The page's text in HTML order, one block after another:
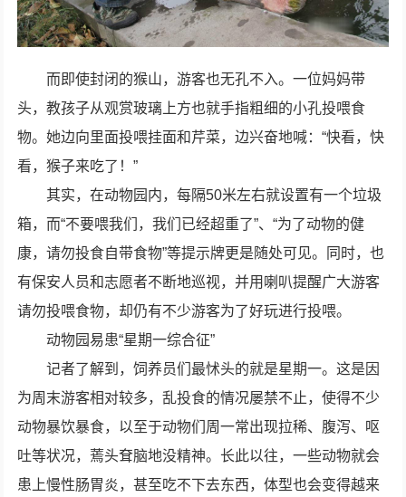
而即使封闭的猴山，游客也无孔不入。一位妈妈带
头，教孩子从观赏玻璃上方也就手指粗细的小孔投喂食
物。她边向里面投喂挂面和芹菜，边兴奋地喊：“快看，快
看，猴子来吃了！”
其实，在动物园内，每隔50米左右就设置有一个垃圾
箱，而“不要喂我们，我们已经超重了”、“为了动物的健
康，请勿投食自带食物”等提示牌更是随处可见。同时，也
有保安人员和志愿者不断地巡视，并用喇叭提醒广大游客
请勿投喂食物，却仍有不少游客为了好玩进行投喂。
动物园易患“星期一综合征”
记者了解到，饲养员们最怵头的就是星期一。这是因
为周末游客相对较多，乱投食的情况屡禁不止，使得不少
动物暴饮暴食，以至于动物们周一常出现拉稀、腹泻、呕
吐等状况，蔫头耷脑地没精神。长此以往，一些动物就会
患上慢性肠胃炎，甚至吃不下去东西，体型也会变得越来